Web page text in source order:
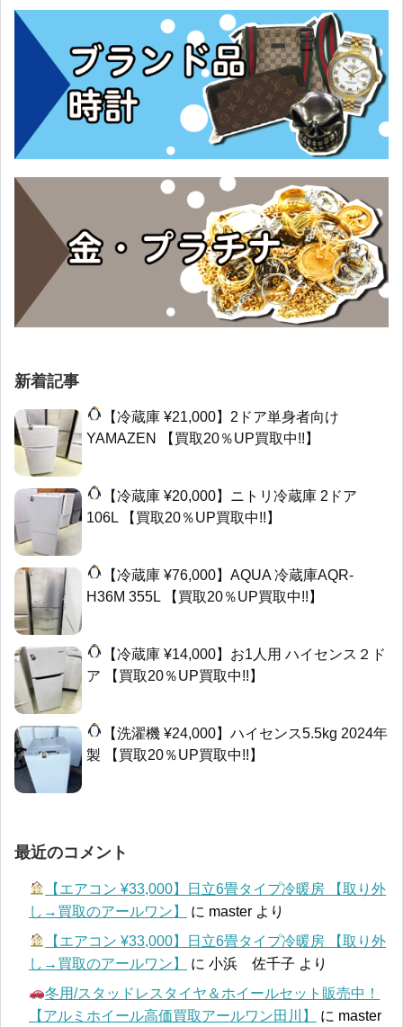
新着記事
【冷蔵庫 ¥21,000】2ドア単身者向け
YAMAZEN 【買取20％UP買取中!!】
【冷蔵庫 ¥20,000】ニトリ冷蔵庫 2ドア
106L 【買取20％UP買取中!!】
【冷蔵庫 ¥76,000】AQUA 冷蔵庫AQR-
H36M 355L 【買取20％UP買取中!!】
【冷蔵庫 ¥14,000】お1人用 ハイセンス２ド
ア 【買取20％UP買取中!!】
【洗濯機 ¥24,000】ハイセンス5.5kg 2024年
製 【買取20％UP買取中!!】
最近のコメント
【エアコン ¥33,000】日立6畳タイプ冷暖房 【取り外
し→買取のアールワン】
に master より
【エアコン ¥33,000】日立6畳タイプ冷暖房 【取り外
し→買取のアールワン】
に 小浜 佐千子 より
冬用/スタッドレスタイヤ＆ホイールセット販売中！
【アルミホイール高価買取アールワン田川】
に master